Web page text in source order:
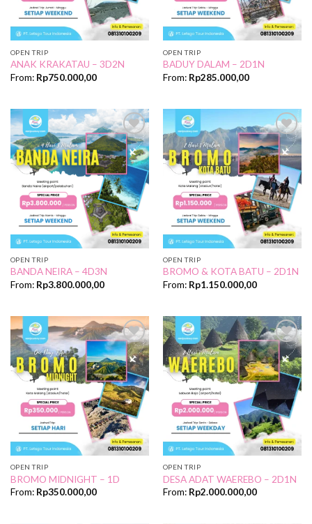
OPEN TRIP
ANAK KRAKATAU – 3D2N
From: Rp750.000,00
OPEN TRIP
BADUY DALAM – 2D1N
From: Rp285.000,00
Add to
Wishlist
OPEN TRIP
BANDA NEIRA – 4D3N
From: Rp3.800.000,00
Add to
Wishlist
OPEN TRIP
BROMO & KOTA BATU – 2D1N
From: Rp1.150.000,00
Add to
Wishlist
OPEN TRIP
BROMO MIDNIGHT – 1D
From: Rp350.000,00
Add to
Wishlist
OPEN TRIP
DESA ADAT WAEREBO – 2D1N
From: Rp2.000.000,00